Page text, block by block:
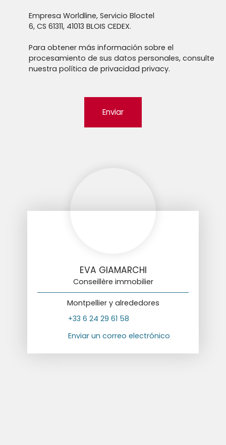
Empresa Worldline, Servicio Bloctel
6, CS 61311, 41013 BLOIS CEDEX.
Para obtener más información sobre el
procesamiento de sus datos personales, consulte
nuestra política de privacidad privacy.
Enviar
EVA GIAMARCHI
Conseillère immobilier
Montpellier y alrededores
+33 6 24 29 61 58
Enviar un correo electrónico